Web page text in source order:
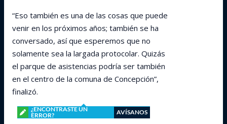
“Eso también es una de las cosas que puede
venir en los próximos años; también se ha
conversado, así que esperemos que no
solamente sea la largada protocolar. Quizás
el parque de asistencias podría ser también
en el centro de la comuna de Concepción”,
finalizó.
¿ENCONTRASTE UN
ERROR?
AVÍSANOS